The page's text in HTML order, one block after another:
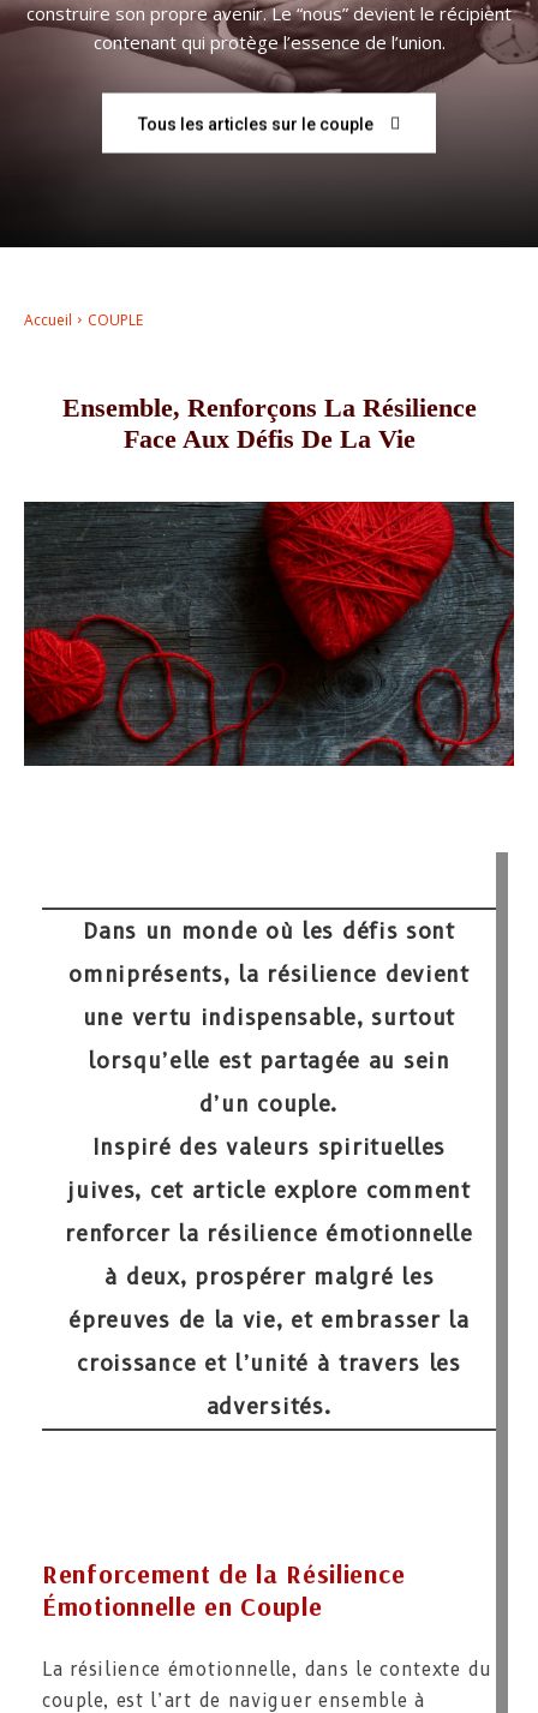
–
construire son propre avenir. Le “nous” devient le récipient
contenant qui protège l’essence de l’union.
Tous les articles sur le couple
Accueil COUPLE
Ensemble, Renforçons La Résilience
Face Aux Défis De La Vie
Dans un monde où les défis sont
omniprésents, la résilience devient
une vertu indispensable, surtout
lorsqu’elle est partagée au sein
d’un couple.
Inspiré des valeurs spirituelles
juives, cet article explore comment
renforcer la résilience émotionnelle
à deux, prospérer malgré les
épreuves de la vie, et embrasser la
croissance et l’unité à travers les
adversités.
Renforcement de la Résilience
Émotionnelle en Couple
La résilience émotionnelle, dans le contexte du
couple, est l’art de naviguer ensemble à